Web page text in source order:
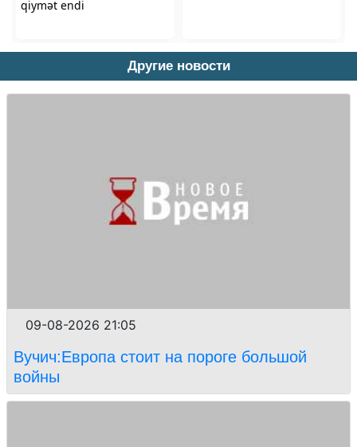
Другие новости
09-08-2026 21:05
Вучич:Европа стоит на пороге большой
войны